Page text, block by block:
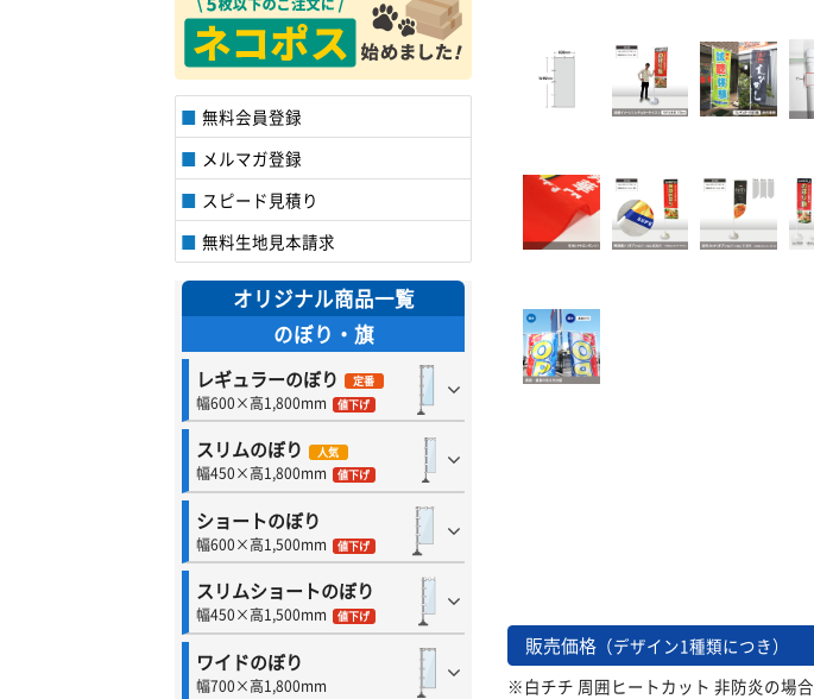
無料会員登録
メルマガ登録
スピード見積り
無料生地見本請求
オリジナル商品一覧
のぼり・旗
レギュラーのぼり 定番
幅600×高1,800mm 値下げ
スリムのぼり 人気
幅450×高1,800mm 値下げ
ショートのぼり
幅600×高1,500mm 値下げ
スリムショートのぼり
幅450×高1,500mm 値下げ
ワイドのぼり
幅700×高1,800mm
販売価格 （デザイン1種類につき）
※白チチ 周囲ヒートカット 非防炎の場合